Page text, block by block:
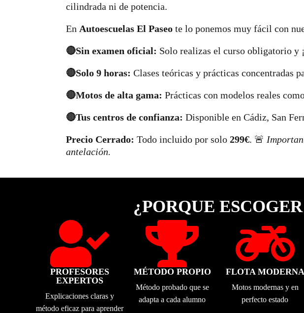
cilindrada ni de potencia.
En Autoescuelas El Paseo te lo ponemos muy fácil con
🔴Sin examen oficial: Solo realizas el curso obligatorio y
🔴Solo 9 horas: Clases teóricas y prácticas concentradas
🔴Motos de alta gama: Prácticas con modelos reales
🔴Tus centros de confianza: Disponible en Cádiz, San
Precio Cerrado: Todo incluido por solo299€. 🚨
antelación.
¿PORQUE

PROFESORES
EXPERTOS
Explicaciones claras y
método eficaz para aprender

MÉTODO PROPIO
Método probado que se
adapta a cada alumno

FLOTA MODERNA
Motos modernas y en
perfecto estado